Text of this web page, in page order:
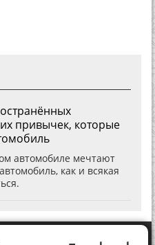
привычек, которые
автомобиле мечтают
как и всякая